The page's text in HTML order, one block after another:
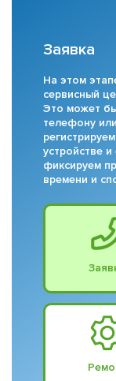
Заявка
На этом
сервисный
Это может
телефону
устройстве
фиксируем
времени и